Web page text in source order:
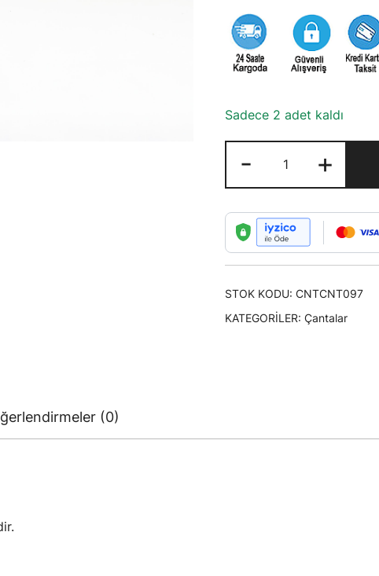
Sadece 2 adet kaldı
-
Moon
Krem
Rengi
Portvöy
El
adet
+
STOK KODU: CNTCNT097
KATEGORILER: Çantalar
(0)